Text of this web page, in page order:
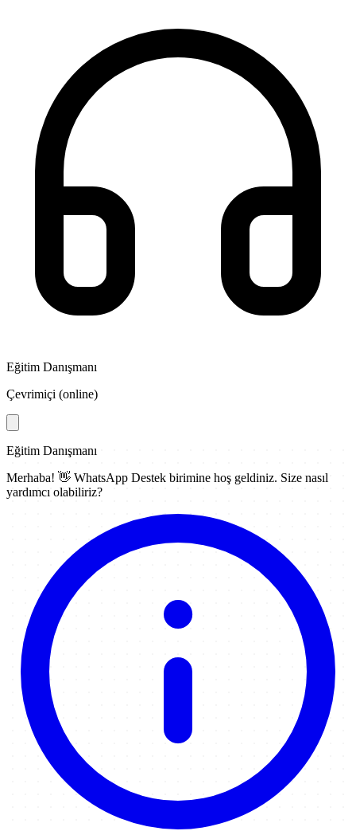
Eğitim Danışmanı
Çevrimiçi (online)
Eğitim Danışmanı
Merhaba! 👋 WhatsApp Destek birimine hoş geldiniz. Size nasıl
yardımcı olabiliriz?